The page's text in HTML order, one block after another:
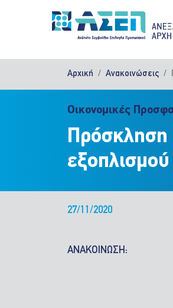
Αρχική Ανακοινώσεις
Οικονομικές
Πρόσκληση
εξοπλισμού
27/11/2020
ΑΝΑΚΟΙΝΩΣΗ: